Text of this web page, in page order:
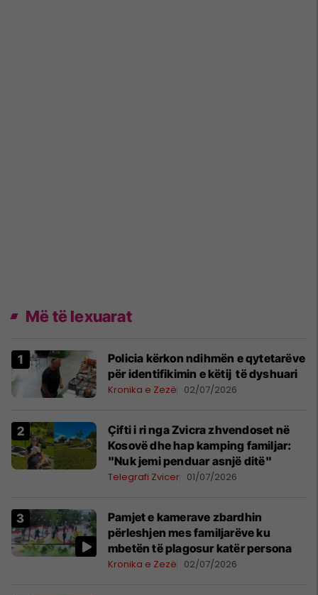
Më të lexuarat
Policia kërkon ndihmën e qytetarëve
për identifikimin e këtij të dyshuari
Kronika e Zezë 02/07/2026
Çifti i ri nga Zvicra zhvendoset në
Kosovë dhe hap kamping familjar:
"Nuk jemi penduar asnjë ditë"
Telegrafi Zvicer 01/07/2026
Pamjet e kamerave zbardhin
përleshjen mes familjarëve ku
mbetën të plagosur katër persona
Kronika e Zezë 02/07/2026